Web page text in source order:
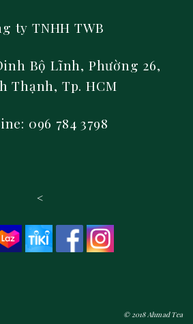
ty TNHH TWB
Bộ Lĩnh, Phường 26,
Thạnh, Tp. HCM
096 784 3798
<
© 2018 Ahmad Tea